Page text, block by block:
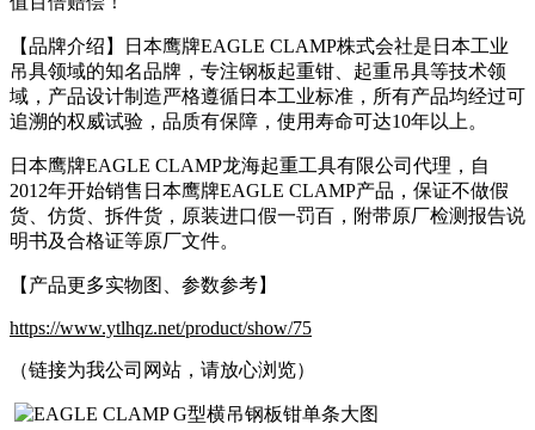
【品牌介绍】日本鹰牌EAGLE CLAMP株式会社是日本工业
吊具领域的知名品牌，专注钢板起重钳、起重吊具等技术领
域，产品设计制造严格遵循日本工业标准，所有产品均经过可
追溯的权威试验，品质有保障，使用寿命可达10年以上。
日本鹰牌EAGLE CLAMP龙海起重工具有限公司代理，自
2012年开始销售日本鹰牌EAGLE CLAMP产品，保证不做假
货、仿货、拆件货，原装进口假一罚百，附带原厂检测报告说
明书及合格证等原厂文件。
【产品更多实物图、参数参考】
https://www.ytlhqz.net/product/show/75
（链接为我公司网站，请放心浏览）